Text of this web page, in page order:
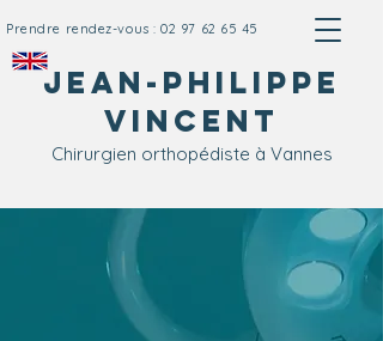
Jean-Philippe
vincent
Chirurgien orthopédiste à Vannes
Prendre rendez-vous : 02 97 62 65 45